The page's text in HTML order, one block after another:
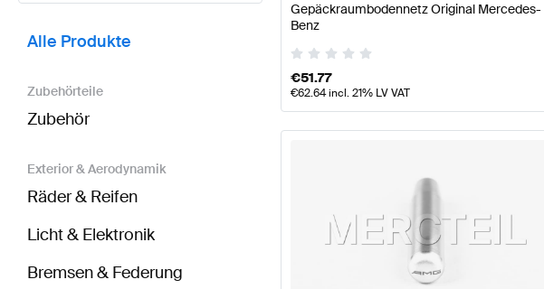
BRABUS CLS-Klasse C257 Modellpflege Tuning- und Performanceteile
Alle Produkte
Zubehörteile
Zubehör
Exterior & Aerodynamik
Räder & Reifen
Licht & Elektronik
Bremsen & Federung
Gepäckraumbodennetz Original Mercedes-
Benz
€51.77
€62.64incl. 21% LV VAT